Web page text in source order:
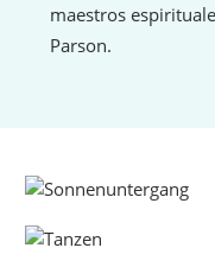
maestros
Parson.